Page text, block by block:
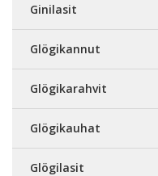
Ginilasit
Glögikannut
Glögikarahvit
Glögikauhat
Glögilasit